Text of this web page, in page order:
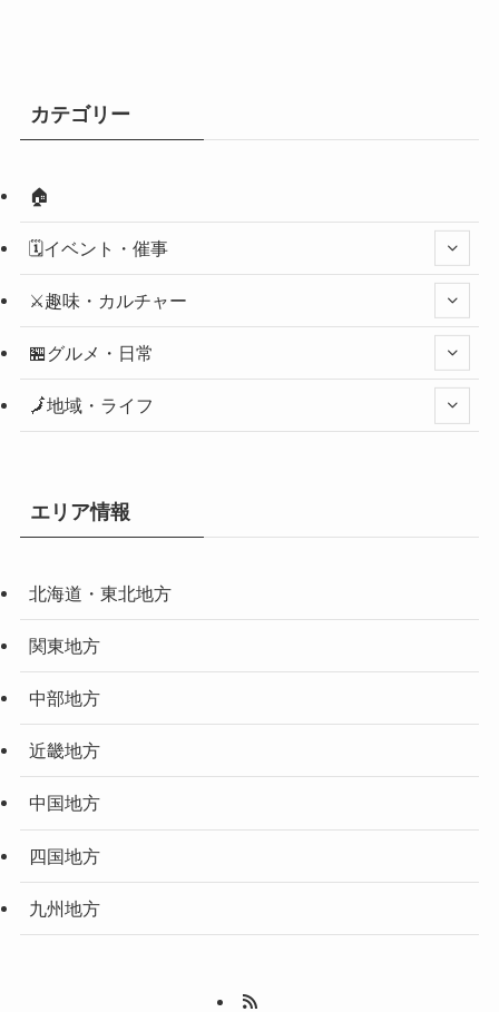
カテゴリー
🏠
🗓️イベント・催事
⚔️趣味・カルチャー
🏪グルメ・日常
🗾地域・ライフ
エリア情報
北海道・東北地方
関東地方
中部地方
近畿地方
中国地方
四国地方
九州地方